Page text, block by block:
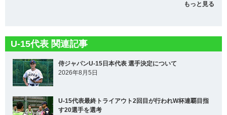
もっと見る
U-15代表 関連記事
侍ジャパンU-15日本代表 選手決定について
2026年8月5日
U-15代表最終トライアウト2回目が行われW杯連覇目指
す20選手を選考